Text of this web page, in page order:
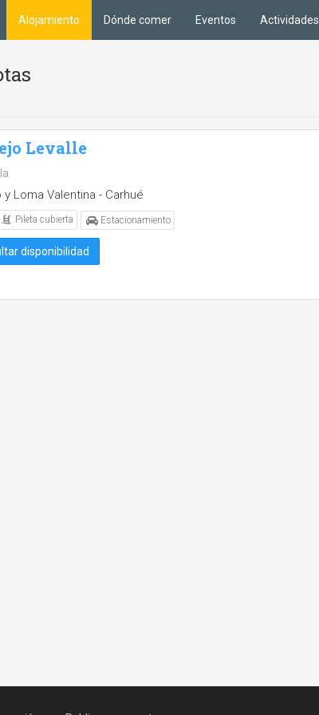
Alojamiento Dónde comer Eventos Actividades
Levalle
y Loma Valentina - Carhué
Pileta cubierta Estacionamiento
disponibilidad